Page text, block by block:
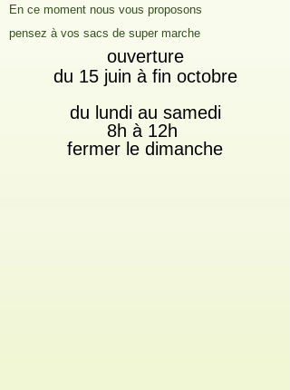
En ce moment nous vous proposons
pensez à vos sacs de super marche
ouverture
du 15 juin à fin octobre
du lundi au samedi
8h à 12h
fermer le dimanche